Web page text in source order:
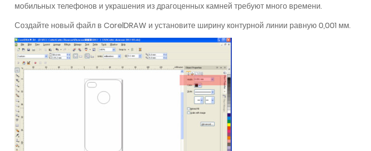
мобильных телефонов и украшения из драгоценных камней требуют много времени.
Создайте новый файл в CorelDRAW и установите ширину контурной линии равную 0,001 мм.